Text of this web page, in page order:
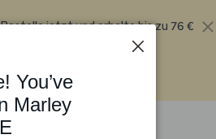
Bestelle jetzt und erhalte bis zu 76 €
ersten fünf Boxen
You’ve
Marley